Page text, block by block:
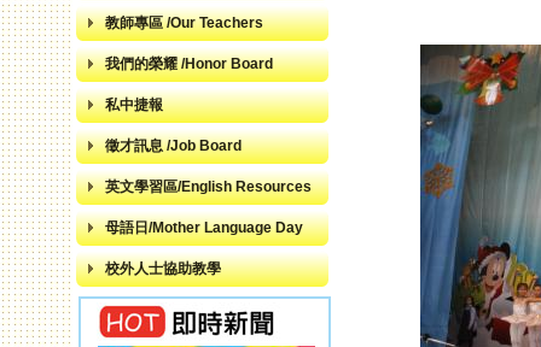
教師專區 /Our Teachers
我們的榮耀 /Honor Board
私中捷報
徵才訊息 /Job Board
英文學習區/English Resources
母語日/Mother Language Day
校外人士協助教學